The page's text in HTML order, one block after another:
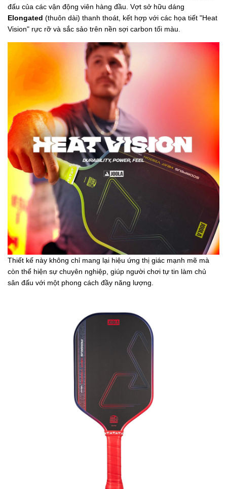
đấu của các vận động viên hàng đầu. Vợt sở hữu dáng
Elongated (thuôn dài) thanh thoát, kết hợp với các họa tiết "Heat
Vision" rực rỡ và sắc sảo trên nền sợi carbon tối màu.
Thiết kế này không chỉ mang lại hiệu ứng thị giác mạnh mẽ mà
còn thể hiện sự chuyên nghiệp, giúp người chơi tự tin làm chủ
sân đấu với một phong cách đầy năng lượng.